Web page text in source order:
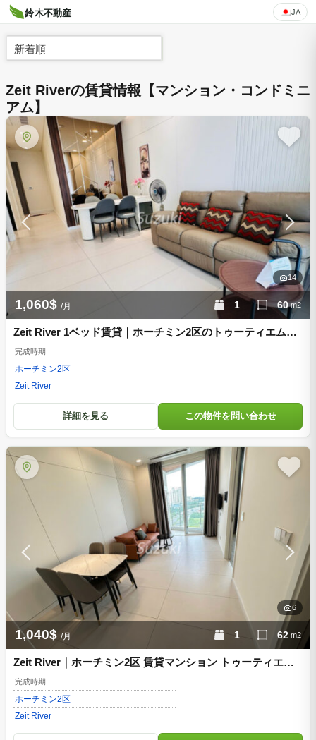
新着順
Zeit Riverの賃貸情報【マンション・コンドミニ
アム】
14
Zeit River 1ベッド賃貸｜ホーチミン2区のトゥーティエム、
上品な60㎡コンドミニアム
完成時期
ホーチミン2区
Zeit River
1 60 m2
1,060$ /月
詳細を見る この物件を問い合わせ
6
Zeit River｜ホーチミン2区 賃貸マンション トゥーティエム
ゆとりある空間設計の1ベッド
完成時期
ホーチミン2区
Zeit River
1 62 m2
1,040$ /月
鈴木不動産 JA